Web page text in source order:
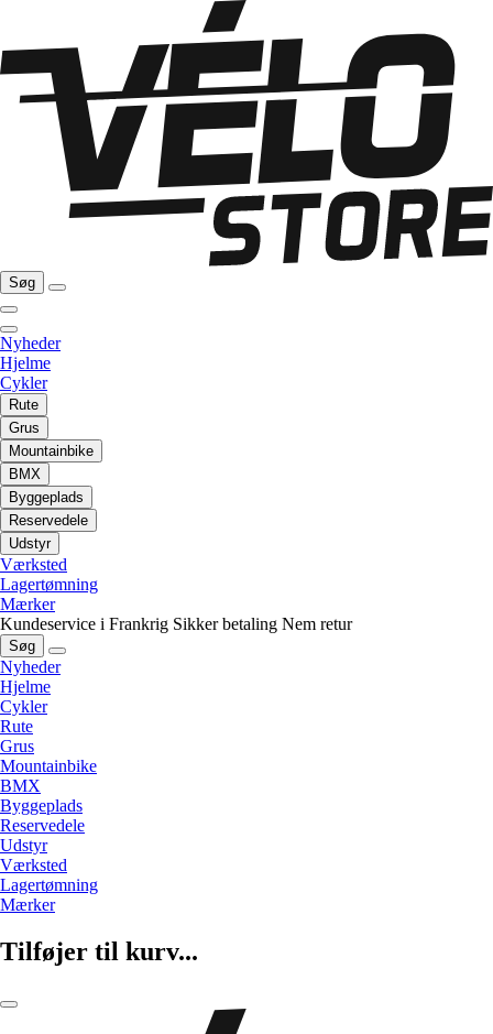
Søg
Nyheder
Hjelme
Cykler
Rute
Grus
Mountainbike
BMX
Byggeplads
Reservedele
Udstyr
Værksted
Lagertømning
Mærker
Kundeservice i Frankrig Sikker betaling Nem retur
Søg
Nyheder
Hjelme
Cykler
Rute
Grus
Mountainbike
BMX
Byggeplads
Reservedele
Udstyr
Værksted
Lagertømning
Mærker
Tilføjer til kurv...